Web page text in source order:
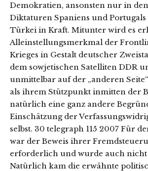
Demokratien, ansonsten nur in
Diktaturen Spaniens und
Türkei in Kraft. Mitunter wird es
Alleinstellungsmerkmal der
Krieges in Gestalt deutscher
dem sowjetischen Satelliten DDR
unmittelbar auf der „anderen
als ihrem Stützpunkt inmitten der
natürlich eine ganz andere
Einschätzung der
selbst. 30 telegraph 115 2007 Für
war der Beweis ihrer
erforderlich und wurde auch
Natürlich kam die erwähnte